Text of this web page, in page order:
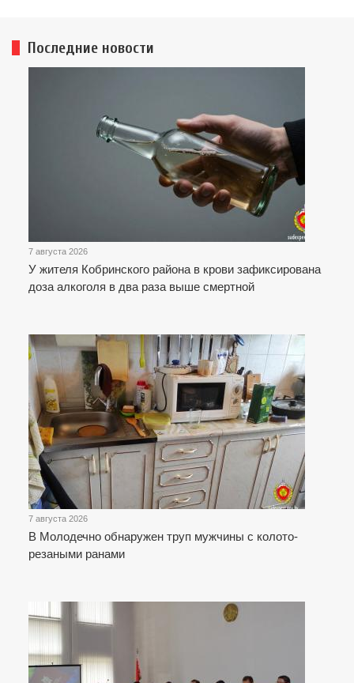
Последние новости
7 августа 2026
У жителя Кобринского района в крови зафиксирована
доза алкоголя в два раза выше смертной
7 августа 2026
В Молодечно обнаружен труп мужчины с колото-
резаными ранами